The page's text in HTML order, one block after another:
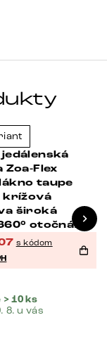
Flex
taupe
krížová
široká
otočná
funkcia
pružina
s kódom
> 10 ks
8. u vás